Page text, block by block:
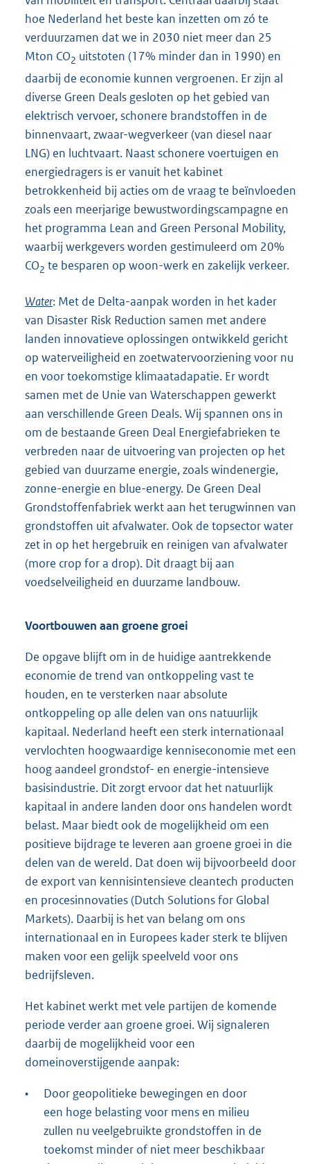
hoe Nederland het beste kan inzetten om zó te
verduurzamen dat we in 2030 niet meer dan 25
Mton CO2 uitstoten (17% minder dan in 1990) en
daarbij de economie kunnen vergroenen. Er zijn al
diverse Green Deals gesloten op het gebied van
elektrisch vervoer, schonere brandstoffen in de
binnenvaart, zwaar-wegverkeer (van diesel naar
LNG) en luchtvaart. Naast schonere voertuigen en
energiedragers is er vanuit het kabinet
betrokkenheid bij acties om de vraag te beïnvloeden
zoals een meerjarige bewustwordingscampagne en
het programma Lean and Green Personal Mobility,
waarbij werkgevers worden gestimuleerd om 20%
CO2 te besparen op woon-werk en zakelijk verkeer.
Water: Met de Delta-aanpak worden in het kader
van Disaster Risk Reduction samen met andere
landen innovatieve oplossingen ontwikkeld gericht
op waterveiligheid en zoetwatervoorziening voor nu
en voor toekomstige klimaatadapatie. Er wordt
samen met de Unie van Waterschappen gewerkt
aan verschillende Green Deals. Wij spannen ons in
om de bestaande Green Deal Energiefabrieken te
verbreden naar de uitvoering van projecten op het
gebied van duurzame energie, zoals windenergie,
zonne-energie en blue-energy. De Green Deal
Grondstoffenfabriek werkt aan het terugwinnen van
grondstoffen uit afvalwater. Ook de topsector water
zet in op het hergebruik en reinigen van afvalwater
(more crop for a drop). Dit draagt bij aan
voedselveiligheid en duurzame landbouw.
Voortbouwen aan groene groei
De opgave blijft om in de huidige aantrekkende
economie de trend van ontkoppeling vast te
houden, en te versterken naar absolute
ontkoppeling op alle delen van ons natuurlijk
kapitaal. Nederland heeft een sterk internationaal
vervlochten hoogwaardige kenniseconomie met een
hoog aandeel grondstof- en energie-intensieve
basisindustrie. Dit zorgt ervoor dat het natuurlijk
kapitaal in andere landen door ons handelen wordt
belast. Maar biedt ook de mogelijkheid om een
positieve bijdrage te leveren aan groene groei in die
delen van de wereld. Dat doen wij bijvoorbeeld door
de export van kennisintensieve cleantech producten
en procesinnovaties (Dutch Solutions for Global
Markets). Daarbij is het van belang om ons
internationaal en in Europees kader sterk te blijven
maken voor een gelijk speelveld voor ons
bedrijfsleven.
Het kabinet werkt met vele partijen de komende
periode verder aan groene groei. Wij signaleren
daarbij de mogelijkheid voor een
domeinoverstijgende aanpak:
•
Door geopolitieke bewegingen en door
een hoge belasting voor mens en milieu
zullen nu veelgebruikte grondstoffen in de
toekomst minder of niet meer beschikbaar